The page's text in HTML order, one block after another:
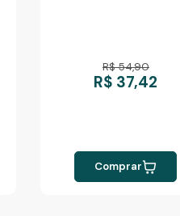
R$ 54,90
R$ 37,42
Comprar